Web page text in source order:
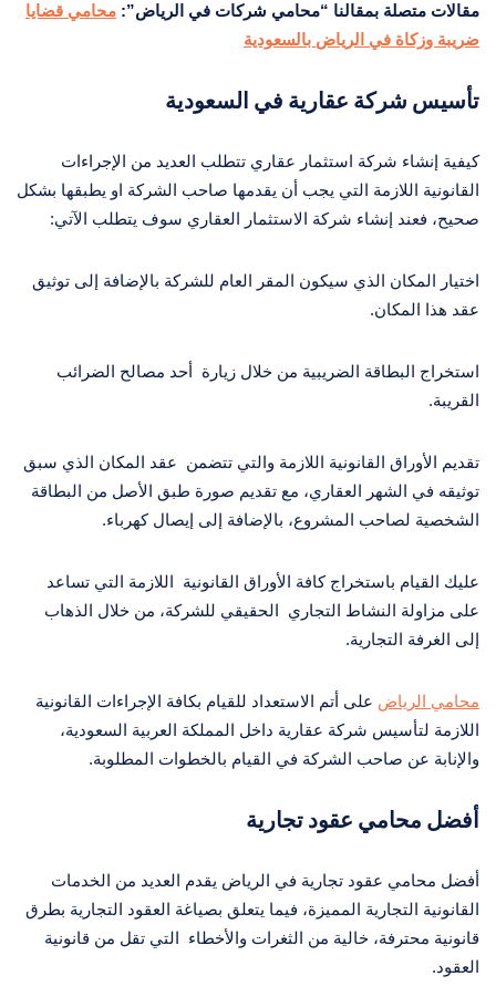
مقالات متصلة بمقالنا “محامي شركات في الرياض”: محامي قضايا
ضريبة وزكاة في الرياض بالسعودية
تأسيس شركة عقارية في السعودية
كيفية إنشاء شركة استثمار عقاري تتطلب العديد من الإجراءات
القانونية اللازمة التي يجب أن يقدمها صاحب الشركة او يطبقها بشكل
صحيح، فعند إنشاء شركة الاستثمار العقاري سوف يتطلب الآتي:
اختيار المكان الذي سيكون المقر العام للشركة بالإضافة إلى توثيق
عقد هذا المكان.
استخراج البطاقة الضريبية من خلال زيارة أحد مصالح الضرائب
القريبة.
تقديم الأوراق القانونية اللازمة والتي تتضمن عقد المكان الذي سبق
توثيقه في الشهر العقاري، مع تقديم صورة طبق الأصل من البطاقة
الشخصية لصاحب المشروع، بالإضافة إلى إيصال كهرباء.
عليك القيام باستخراج كافة الأوراق القانونية اللازمة التي تساعد
على مزاولة النشاط التجاري الحقيقي للشركة، من خلال الذهاب
إلى الغرفة التجارية.
محامي الرياض على أتم الاستعداد للقيام بكافة الإجراءات القانونية
اللازمة لتأسيس شركة عقارية داخل المملكة العربية السعودية،
والإنابة عن صاحب الشركة في القيام بالخطوات المطلوبة.
أفضل محامي عقود تجارية
أفضل محامي عقود تجارية في الرياض يقدم العديد من الخدمات
القانونية التجارية المميزة، فيما يتعلق بصياغة العقود التجارية بطرق
قانونية محترفة، خالية من الثغرات والأخطاء التي تقل من قانونية
العقود.